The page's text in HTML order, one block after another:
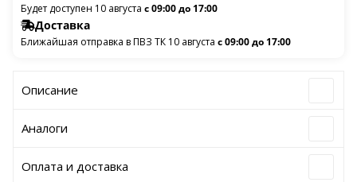
Будет доступен 10 августа с 09:00 до 17:00
Доставка
Ближайшая отправка в ПВЗ ТК 10 августа с 09:00 до 17:00
Описание
Аналоги
Оплата и доставка